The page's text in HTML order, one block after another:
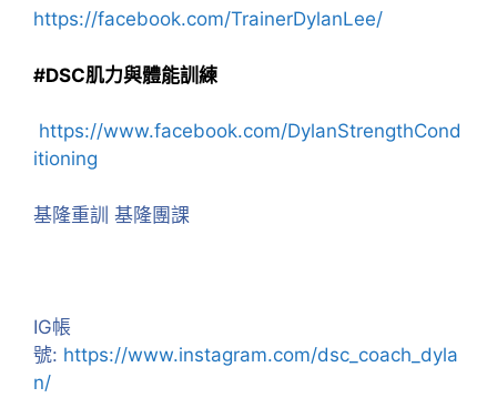
https://facebook.com/TrainerDylanLee/
#DSC肌力與體能訓練
https://www.facebook.com/DylanStrengthCond
itioning
基隆重訓 基隆團課
IG帳
號: https://www.instagram.com/dsc_coach_dyla
n/